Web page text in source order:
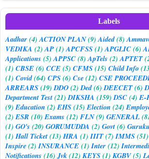
Labels
Aadhar(4) ACTION PLAN(9) Aided(8)
VEDIKA (2) AP(1) APCFSS(1) APGLIC(6)
Applications (5) APPSC(8) ApTels (2) APTET
(1) CBSE(6) CCE(5) CFMS(15) Child Info
(1) Covid(64) CPS(6) Cse(12) CSE
ARREARS(19) DDO(2) Ded(6) DEECET(6)
Department Test(21) DIKSHA (159) DSC(4) E-
(9) Education (2) EHS(15) Election (24)
(2) ESR (10) Exams (12) FLN(9) GENERAL
(1) GO's (20) GORUMUDDA (2) Govt(6)
(1) Hall Ticket(13) HRA (1) IIIT(7) IMMS(51)
Inspire(2) INSURANCE(1) Inter(12)
Notifications (16) Jvk(12) KEYS(1) KGBV(5)